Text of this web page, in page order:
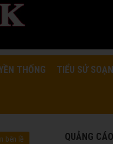
THỐNG TIỂU SỬ
bên lề QUẢNG CÁO